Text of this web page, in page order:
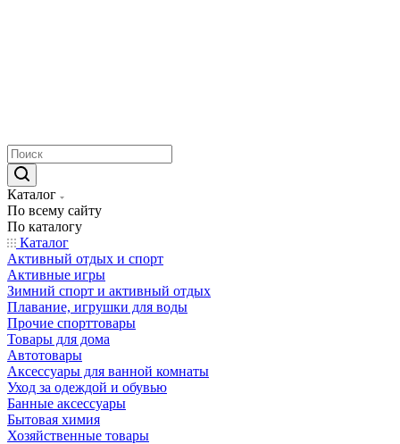
Каталог
По всему сайту
По каталогу
Каталог
Активный отдых и спорт
Активные игры
Зимний спорт и активный отдых
Плавание, игрушки для воды
Прочие спорттовары
Товары для дома
Автотовары
Аксессуары для ванной комнаты
Уход за одеждой и обувью
Банные аксессуары
Бытовая химия
Хозяйственные товары